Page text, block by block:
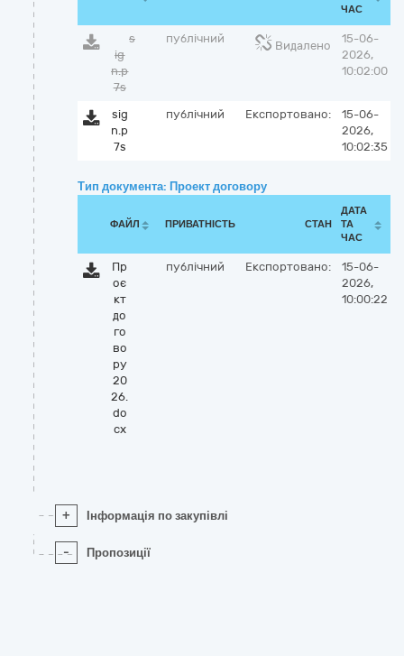
ЧАС
s
ig
n.p
7s
публічний
Видалено
15-06-
2026,
10:02:00
sig
n.p
7s
публічний Експортовано:
15-06-
2026,
10:02:35
Тип документа: Проект договору
ФАЙЛ ПРИВАТНІСТЬ СТАН
ДАТА
ТА
ЧАС
Пр
оє
кт
до
го
во
ру
20
26.
do
cx
публічний Експортовано:
15-06-
2026,
10:00:22
+ Інформація по закупівлі
- Пропозиції